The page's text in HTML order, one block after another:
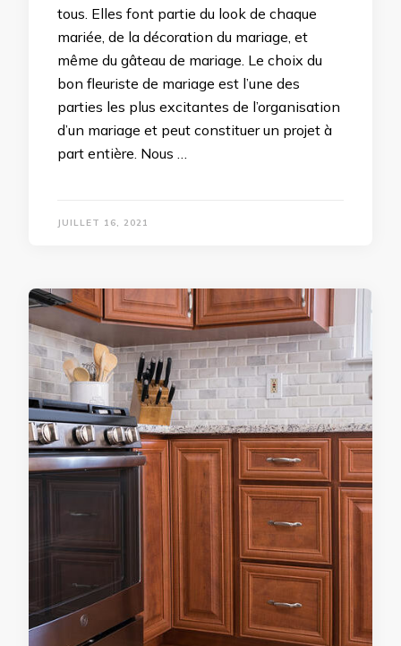
tous. Elles font partie du look de chaque
mariée, de la décoration du mariage, et
même du gâteau de mariage. Le choix du
bon fleuriste de mariage est l’une des
parties les plus excitantes de l’organisation
d’un mariage et peut constituer un projet à
part entière. Nous …
JUILLET 16, 2021